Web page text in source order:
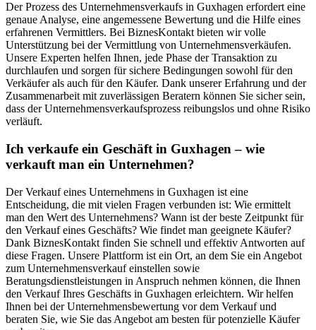
Der Prozess des Unternehmensverkaufs in Guxhagen erfordert eine
genaue Analyse, eine angemessene Bewertung und die Hilfe eines
erfahrenen Vermittlers. Bei BiznesKontakt bieten wir volle
Unterstützung bei der Vermittlung von Unternehmensverkäufen.
Unsere Experten helfen Ihnen, jede Phase der Transaktion zu
durchlaufen und sorgen für sichere Bedingungen sowohl für den
Verkäufer als auch für den Käufer. Dank unserer Erfahrung und der
Zusammenarbeit mit zuverlässigen Beratern können Sie sicher sein,
dass der Unternehmensverkaufsprozess reibungslos und ohne Risiko
verläuft.
Ich verkaufe ein Geschäft in Guxhagen – wie
verkauft man ein Unternehmen?
Der Verkauf eines Unternehmens in Guxhagen ist eine
Entscheidung, die mit vielen Fragen verbunden ist: Wie ermittelt
man den Wert des Unternehmens? Wann ist der beste Zeitpunkt für
den Verkauf eines Geschäfts? Wie findet man geeignete Käufer?
Dank BiznesKontakt finden Sie schnell und effektiv Antworten auf
diese Fragen. Unsere Plattform ist ein Ort, an dem Sie ein Angebot
zum Unternehmensverkauf einstellen sowie
Beratungsdienstleistungen in Anspruch nehmen können, die Ihnen
den Verkauf Ihres Geschäfts in Guxhagen erleichtern. Wir helfen
Ihnen bei der Unternehmensbewertung vor dem Verkauf und
beraten Sie, wie Sie das Angebot am besten für potenzielle Käufer